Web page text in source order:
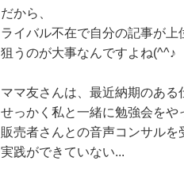
だから、
ライバル不在で自分の記事が上
狙うのが大事なんですよね(^^♪
ママ友さんは、最近納期のある
せっかく私と一緒に勉強会をや
販売者さんとの音声コンサル
実践ができていない...